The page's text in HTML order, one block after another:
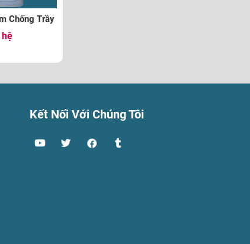
Chống Trầy
Kết Nối Với Chúng Tôi